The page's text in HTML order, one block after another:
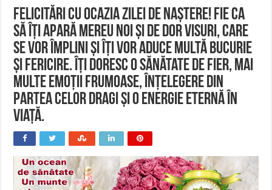
Felicitări cu ocazia zilei de naștere! Fie ca
să îți apară mereu noi și de dor visuri, care
se vor împlini și îți vor aduce multă bucurie
și fericire. Îți doresc o sănătate de fier, mai
multe emoții frumoase, înțelegere din
partea celor dragi și o energie eternă în
viață.